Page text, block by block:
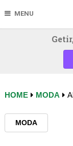
MENU
HOME MODA
MODA